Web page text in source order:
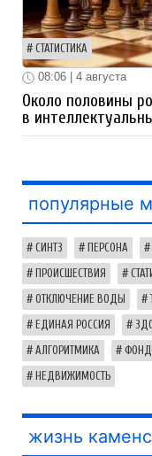
СТАТИСТИКА
08:06 | 4 августа
Около половины
в
популярные
СИНТЗ ПЕРСОНА
ПРОИСШЕСТВИЯ
ОТКЛЮЧЕНИЕ ВОДЫ
ЕДИНАЯ РОССИЯ
АЛГОРИТМИКА ФОНД
НЕДВИЖИМОСТЬ
жизнь